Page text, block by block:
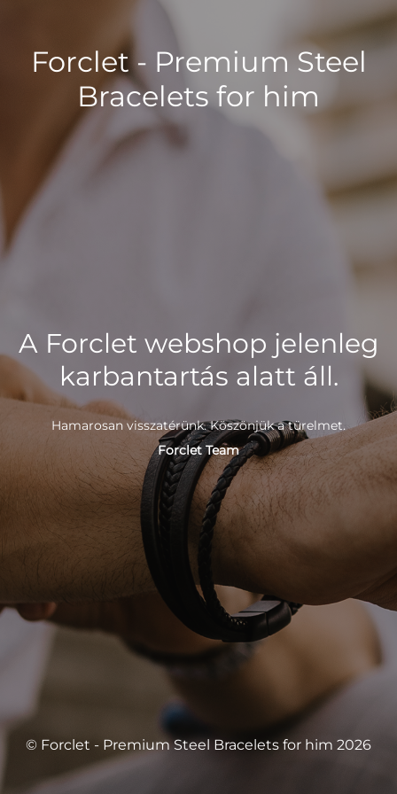
Forclet - Premium Steel
Bracelets for him
A Forclet webshop jelenleg
karbantartás alatt áll.
Hamarosan visszatérünk. Köszönjük a türelmet.
Forclet Team
© Forclet - Premium Steel Bracelets for him 2026